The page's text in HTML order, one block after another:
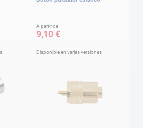
A partir de
9,10 €
Disponible en varias versiones